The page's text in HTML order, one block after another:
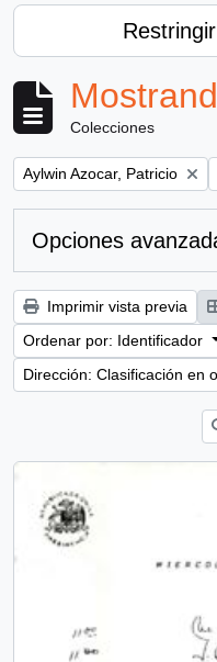
Colecciones
Remove filter:
Aylwin Azocar, Patricio
Opciones
Imprimir vista previa
Ordenar por: Identificador
Dirección: Clasificación en